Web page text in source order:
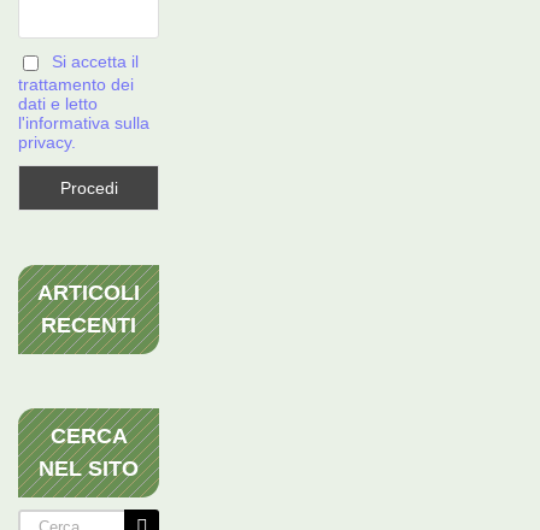
Si accetta il
trattamento dei
dati e letto
l'informativa sulla
privacy.
ARTICOLI
RECENTI
CERCA
NEL SITO
Cerca